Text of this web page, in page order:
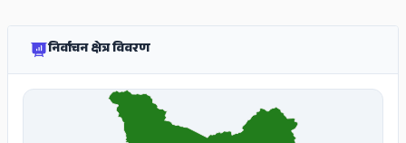
निर्वाचन क्षेत्र विवरण